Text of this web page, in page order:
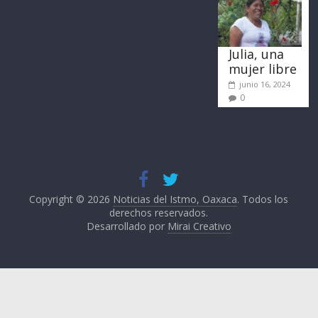
Julia, una
mujer libre
junio 16, 2024
0
Copyright © 2026 Noticias del Istmo, Oaxaca. Todos los
derechos reservados.
Desarrollado por Mirai Creativo